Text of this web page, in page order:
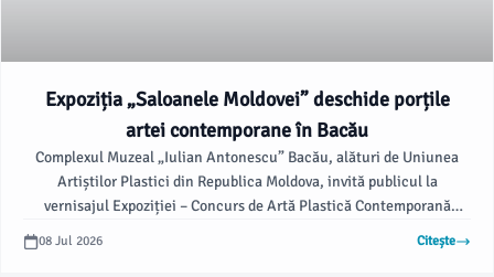
Expoziția „Saloanele Moldovei” deschide porțile
artei contemporane în Bacău
Complexul Muzeal „Iulian Antonescu” Bacău, alături de Uniunea
Artiștilor Plastici din Republica Moldova, invită publicul la
vernisajul Expoziției – Concurs de Artă Plastică Contemporană
„Saloanele Moldovei”, programat pentru vineri, 10 iulie 2026, la ora
16.00, la Galeriile de Artă „ALFA” din Bacău. Această ediție, cea de-
08 Jul 2026 Citește